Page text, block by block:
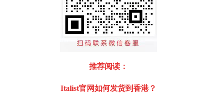
推荐阅读：
Italist官网如何发货到香港？